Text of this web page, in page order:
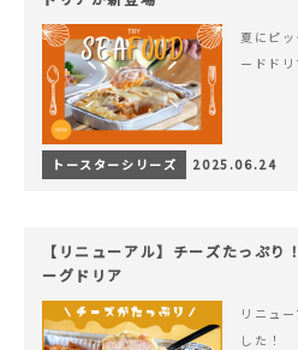
夏にピ
ードド
トースターシリーズ 2025.06.24
【リニューアル】チーズたっぷ
ーグドリア
リニュ
した！